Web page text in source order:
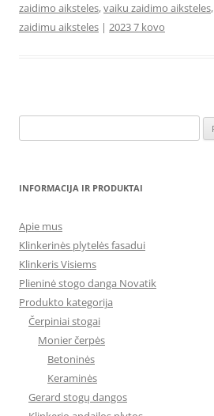
zaidimo aiksteles,vaiku zaidimo aiksteles,
zaidimu aiksteles | 2023 7 kovo
INFORMACIJA IR PRODUKTAI
Apie mus
Klinkerinės plytelės fasadui
Klinkeris Visiems
Plieninė stogo danga Novatik
Produkto kategorija
Čerpiniai stogai
Monier čerpės
Betoninės
Keraminės
Gerard stogų dangos